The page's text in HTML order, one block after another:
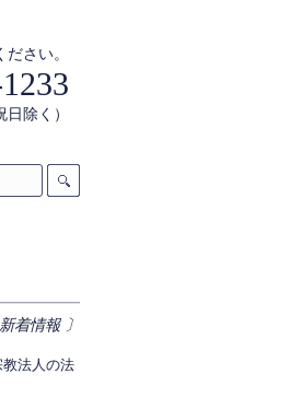
さい。
除く）
着情報 〕
法人の法